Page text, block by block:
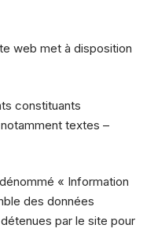
web met à disposition
constituants
textes –
« Information
des données
par le site pour